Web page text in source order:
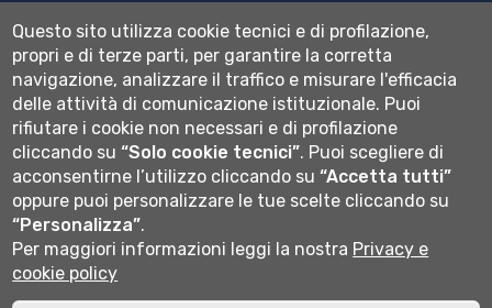
Mappa del sito
Normativa cookie
Informativa privacy
Cookie settings
Wi-fi
Webmail
Università degli studi di Bergamo
Questo sito utilizza cookie tecnici e di profilazione,
propri e di terze parti, per garantire la corretta
navigazione, analizzare il traffico e misurare l'efficacia
delle attività di comunicazione istituzionale. Puoi
rifiutare i cookie non necessari e di profilazione
cliccando su“Solo cookie tecnici”. Puoi scegliere di
acconsentirne l’utilizzo cliccando su“Accetta tutti”
oppure puoi personalizzare le tue scelte cliccando su
“Personalizza”.
Per maggiori informazioni leggi la nostra Privacy e
cookie policy